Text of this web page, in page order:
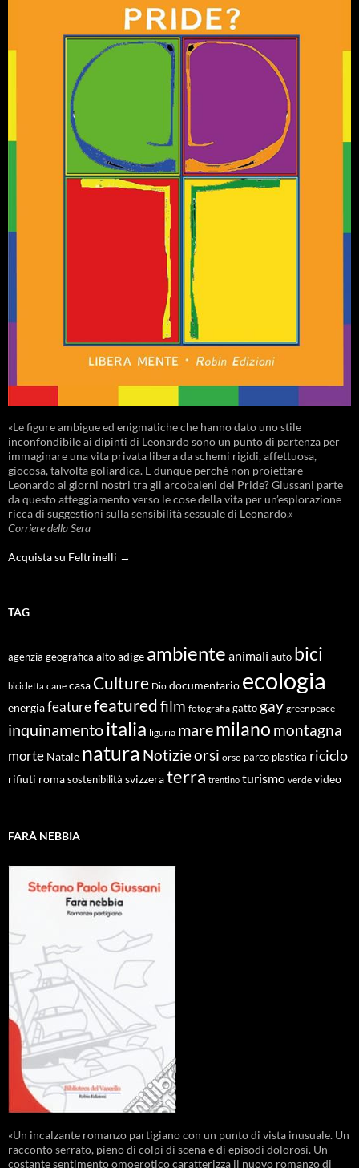
«Le figure ambigue ed enigmatiche che hanno dato uno stile
inconfondibile ai dipinti di Leonardo sono un punto di partenza per
immaginare una vita privata libera da schemi rigidi, affettuosa,
giocosa, talvolta goliardica. E dunque perché non proiettare
Leonardo ai giorni nostri tra gli arcobaleni del Pride? Giussani parte
da questo atteggiamento verso le cose della vita per un’esplorazione
ricca di suggestioni sulla sensibilità sessuale di Leonardo.»
Corriere della Sera
Acquista su Feltrinelli →
TAG
agenzia geografica alto adige ambiente animali auto bici
bicicletta cane casa Culture Dio documentario ecologia
energiafeaturefeaturedfilm fotografia gatto gay greenpeace
inquinamentoitalia liguria maremilano montagna
morte Natale natura Notizieorsi orso parco plastica riciclo
rifiuti roma sostenibilità svizzeraterra trentino turismo verde video
FARÀ NEBBIA
«Un incalzante romanzo partigiano con un punto di vista inusuale. Un
racconto serrato, pieno di colpi di scena e di episodi dolorosi. Un
costante sentimento omoerotico caratterizza il nuovo romanzo di